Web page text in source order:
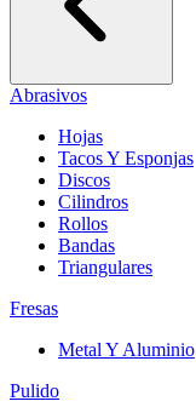
Abrasivos
Hojas
Tacos Y Esponjas
Discos
Cilindros
Rollos
Bandas
Triangulares
Fresas
Metal Y Aluminio
Pulido